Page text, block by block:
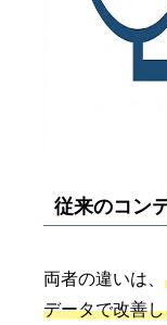
従来のコン
両者の違いは、
データで改善